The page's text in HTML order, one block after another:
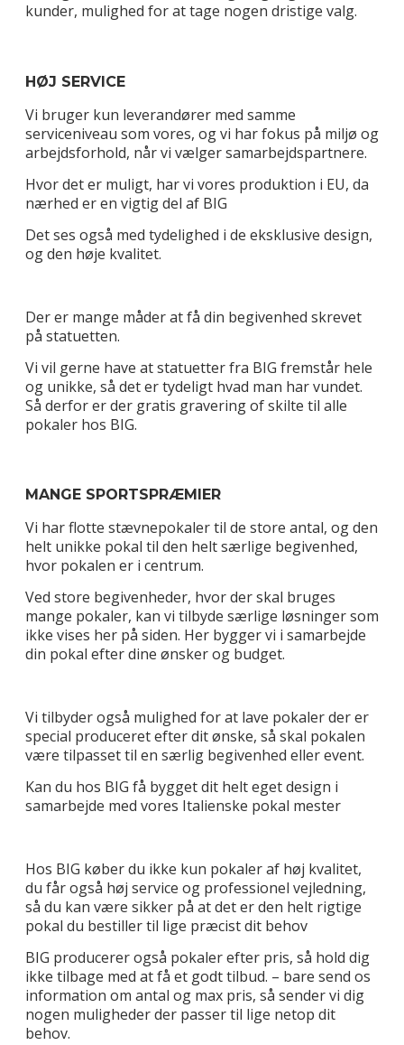
kunder, mulighed for at tage nogen dristige valg.
HØJ SERVICE
Vi bruger kun leverandører med samme
serviceniveau som vores, og vi har fokus på miljø og
arbejdsforhold, når vi vælger samarbejdspartnere.
Hvor det er muligt, har vi vores produktion i EU, da
nærhed er en vigtig del af BIG
Det ses også med tydelighed i de eksklusive design,
og den høje kvalitet.
Der er mange måder at få din begivenhed skrevet
på statuetten.
Vi vil gerne have at statuetter fra BIG fremstår hele
og unikke, så det er tydeligt hvad man har vundet.
Så derfor er der gratis gravering of skilte til alle
pokaler hos BIG.
MANGE SPORTSPRÆMIER
Vi har flotte stævnepokaler til de store antal, og den
helt unikke pokal til den helt særlige begivenhed,
hvor pokalen er i centrum.
Ved store begivenheder, hvor der skal bruges
mange pokaler, kan vi tilbyde særlige løsninger som
ikke vises her på siden. Her bygger vi i samarbejde
din pokal efter dine ønsker og budget.
Vi tilbyder også mulighed for at lave pokaler der er
special produceret efter dit ønske, så skal pokalen
være tilpasset til en særlig begivenhed eller event.
Kan du hos BIG få bygget dit helt eget design i
samarbejde med vores Italienske pokal mester
Hos BIG køber du ikke kun pokaler af høj kvalitet,
du får også høj service og professionel vejledning,
så du kan være sikker på at det er den helt rigtige
pokal du bestiller til lige præcist dit behov
BIG producerer også pokaler efter pris, så hold dig
ikke tilbage med at få et godt tilbud. – bare send os
information om antal og max pris, så sender vi dig
nogen muligheder der passer til lige netop dit
behov.